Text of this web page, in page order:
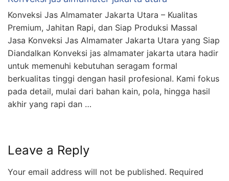
Konveksi Jas Almamater Jakarta Utara – Kualitas
Premium, Jahitan Rapi, dan Siap Produksi Massal
Jasa Konveksi Jas Almamater Jakarta Utara yang Siap
Diandalkan Konveksi jas almamater jakarta utara hadir
untuk memenuhi kebutuhan seragam formal
berkualitas tinggi dengan hasil profesional. Kami fokus
pada detail, mulai dari bahan kain, pola, hingga hasil
akhir yang rapi dan …
Leave a Reply
Your email address will not be published. Required